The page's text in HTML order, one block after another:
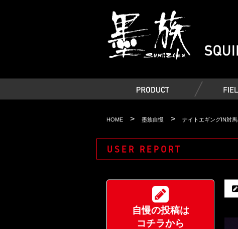
HOME > 墨族自慢 > ナイトエギングIN対馬
USER REPORT
自慢の投稿は
コチラから